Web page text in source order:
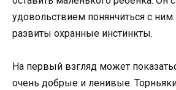
удовольствием понянчиться с
развиты охранные инстинкты.
На первый взгляд может
очень добрые и ленивые.